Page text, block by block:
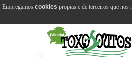
Empregamos cookies propias e de terceiros que nos